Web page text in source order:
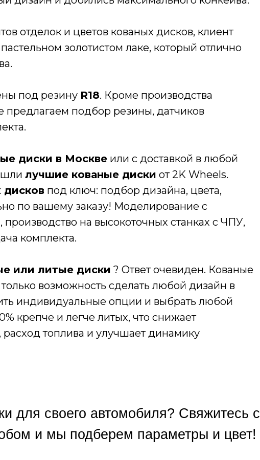
отделок и цветов кованых дисков, клиент
золотистом лаке, который отлично
под резину R18. Кроме производства
предлагаем подбор резины, датчиков
диски в Москве или с доставкой в любой
лучшие кованые диски от 2K Wheels.
дисков под ключ: подбор дизайна, цвета,
по вашему заказу! Моделирование с
на высокоточных станках с ЧПУ,
комплекта.
или литые диски ? Ответ очевиден. Кованые
возможность сделать любой дизайн в
индивидуальные опции и выбрать любой
крепче и легче литых, что снижает
топлива и улучшает динамику
для своего автомобиля? Свяжитесь с
и мы подберем параметры и цвет!